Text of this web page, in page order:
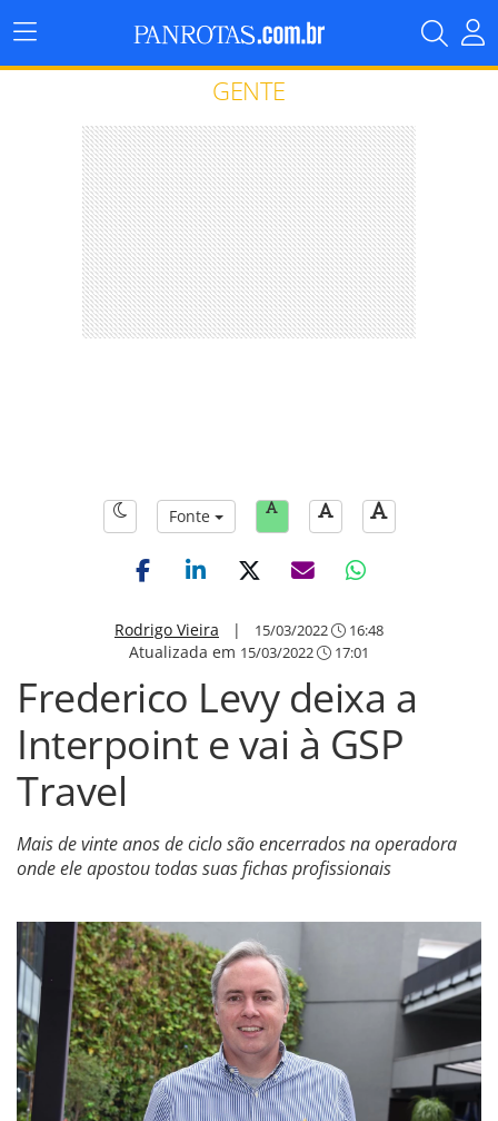
Menu
Principal
GENTE
Fonte
Rodrigo Vieira | 15/03/2022 16:48
Atualizada em 15/03/2022 17:01
Frederico Levy deixa a
Interpoint e vai à GSP
Travel
Mais de vinte anos de ciclo são encerrados na operadora
onde ele apostou todas suas fichas profissionais